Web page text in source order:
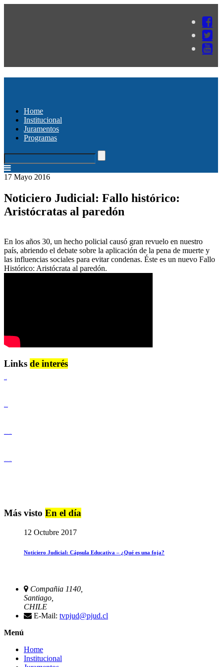
Home
Institucional
Juramentos
Programas
17 Mayo 2016
Noticiero Judicial: Fallo histórico:
Aristócratas al paredón
En los años 30, un hecho policial causó gran revuelo en nuestro
país, abriendo el debate sobre la aplicación de la pena de muerte y
las influencias sociales para evitar condenas. Éste es un nuevo Fallo
Histórico: Aristócrata al paredón.
Links de interés
Más visto En el día
12 Octubre 2017
Noticiero Judicial: Cápsula Educativa – ¿Qué es una foja?
Compañia 1140,
Santiago,
CHILE
E-Mail: tvpjud@pjud.cl
Menú
Home
Institucional